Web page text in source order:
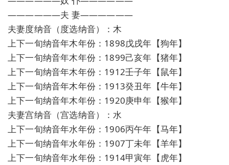
——————夫 妻——————
夫妻度纳音（度选纳音）：木
上下一旬纳音年木年份：1898戊戌年【狗年】
上下一旬纳音年木年份：1899己亥年【猪年】
上下一旬纳音年木年份：1912壬子年【鼠年】
上下一旬纳音年木年份：1913癸丑年【牛年】
上下一旬纳音年木年份：1920庚申年【猴年】
夫妻宫纳音（宫选纳音）：水
上下一旬纳音年水年份：1906丙午年【马年】
上下一旬纳音年水年份：1907丁未年【羊年】
上下一旬纳音年水年份：1914甲寅年【虎年】